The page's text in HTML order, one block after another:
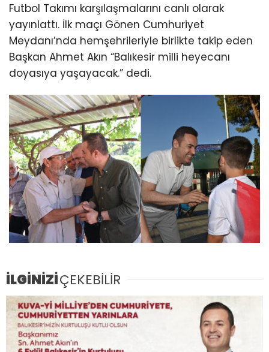
Futbol Takımı karşılaşmalarını canlı olarak
yayınlattı. İlk maçı Gönen Cumhuriyet
Meydanı’nda hemşehrileriyle birlikte takip eden
Başkan Ahmet Akın “Balıkesir milli heyecanı
doyasıya yaşayacak.” dedi.
İLGİNİZİÇEKEBİLİR